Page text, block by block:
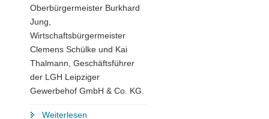
Oberbürgermeister Burkhard
Jung,
Wirtschaftsbürgermeister
Clemens Schülke und Kai
Thalmann, Geschäftsführer
der LGH Leipziger
Gewerbehof GmbH & Co. KG.
Weiterlesen